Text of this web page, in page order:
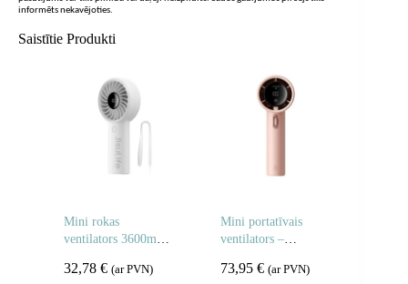
informēts nekavējoties.
Saistītie Produkti
Mini rokas
ventilators 3600mAh
32,78 € (ar PVN)
Mini portatīvais
ventilators –
73,95€ (ar PVN)